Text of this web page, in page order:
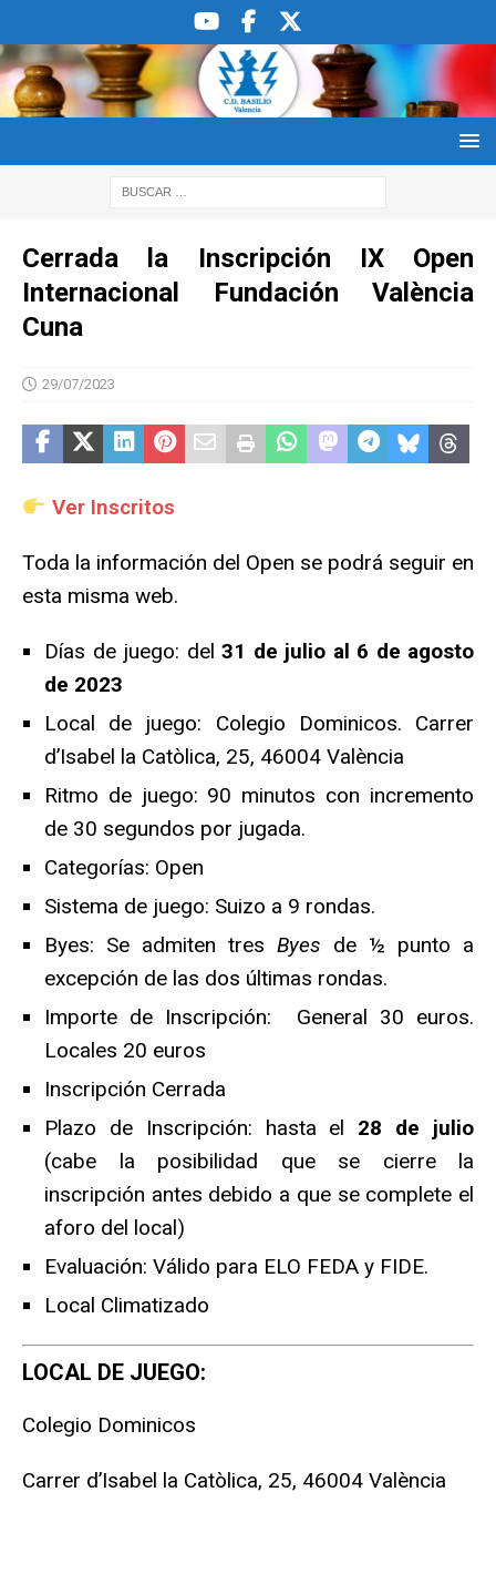
Cerrada la Inscripción IX Open
Internacional Fundación València
Cuna
29/07/2023
Ver Inscritos
Toda la información del Open se podrá seguir en
esta misma web.
Días de juego: del 31 de julio al 6 de agosto
de 2023
Local de juego: Colegio Dominicos. Carrer
d’Isabel la Catòlica, 25, 46004 València
Ritmo de juego: 90 minutos con incremento
de 30 segundos por jugada.
Categorías: Open
Sistema de juego: Suizo a 9 rondas.
Byes: Se admiten tres Byes de ½ punto a
excepción de las dos últimas rondas.
Importe de Inscripción: General 30 euros.
Locales 20 euros
Inscripción Cerrada
Plazo de Inscripción: hasta el 28 de julio
(cabe la posibilidad que se cierre la
inscripción antes debido a que se complete el
aforo del local)
Evaluación: Válido para ELO FEDA y FIDE.
Local Climatizado
LOCAL DE JUEGO:
Colegio Dominicos
Carrer d’Isabel la Catòlica, 25, 46004 València